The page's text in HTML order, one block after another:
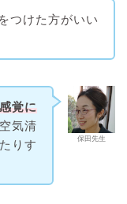
つけた方がいい
保田先生
覚に
気清
りす